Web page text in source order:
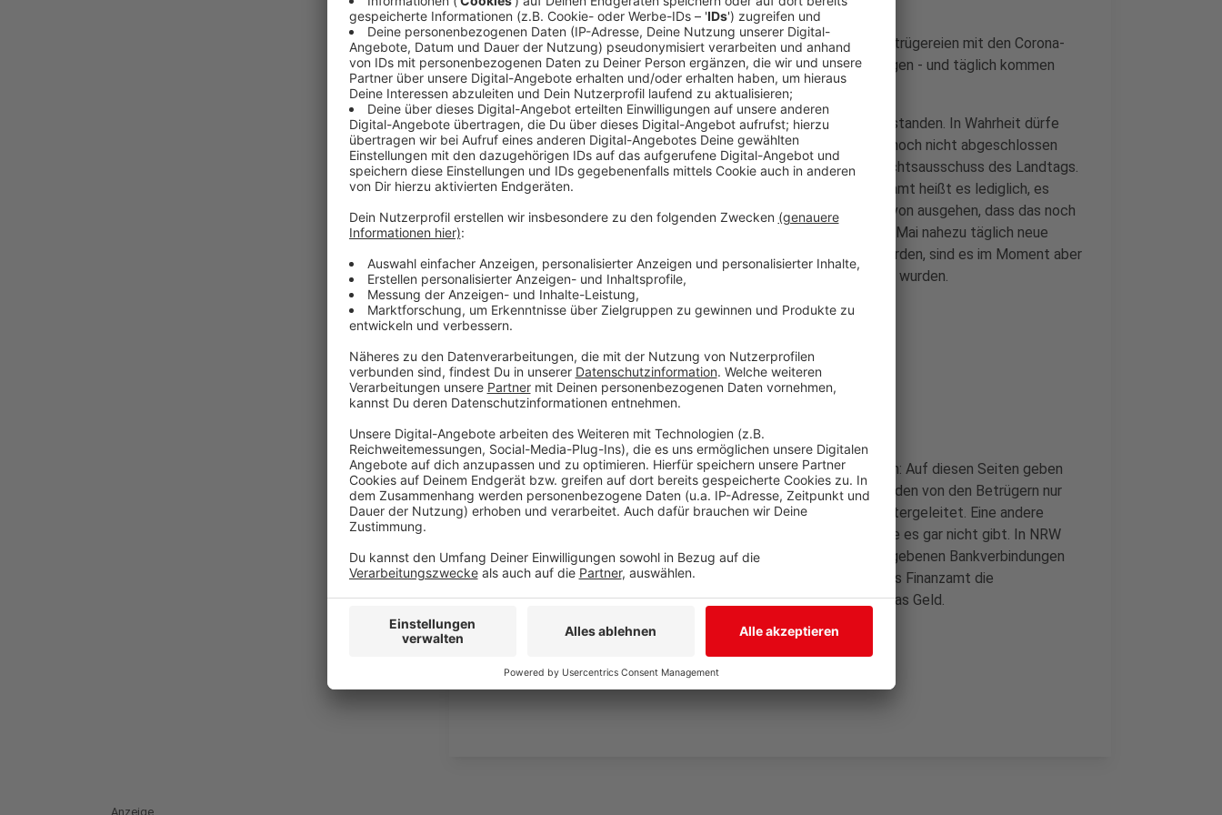
In allen Bundesländern geht die Polizei vielen Anzeigen wegen Betrügereien mit den Corona-
Soforthilfen nach. Aktuell sind des bundesweit etwa 2.200 Anzeigen - und täglich kommen
Anzeigen dazu.
Bei uns in NRW ist ein Schaden von mindestens 270.000 Euro entstanden. In Wahrheit dürfe
der Schaden deutlich höher liegen: Erstens sind die Ermittlungen noch nicht abgeschlossen
und zweitens ist die Zahl von vor etwa zwei Wochen aus dem Rechtsausschuss des Landtags.
Neuere Zahlen gibt es im Moment nicht. Aus dem Landeskriminalamt heißt es lediglich, es
handle sich um eine hohe sechsstellige Summe. Man darf also davon ausgehen, dass das noch
nicht das Ende ist: Bei den Staatsanwaltschaften gingen noch im Mai nahezu täglich neue
Anzeigen ein. Bei insgesamt 4,4 Milliarden Euro, die ausgezahlt wurden, sind es im Moment aber
noch relativ niedrige Summen, die durch Betrügereien abgegriffen wurden.
Anzeige
Verschiedene Betrugsmaschen
Anzeige
Die größte und erfolgreichste Masche ist die mit den Fake-Seiten: Auf diesen Seiten geben
nichts Böses ahnende Antragsteller ihre Daten ein. Die Daten werden von den Betrügern nur
um die Bankverbindung geändert und dann an das Ministerium weitergeleitet. Eine andere
Masche ist: Es werden Hilfsgelder für Unternehmen beantragt, die es gar nicht gibt. In NRW
werden seit Auffliegen der Betrügereien rund um Ostern die angegebenen Bankverbindungen
überprüft, ob sie dem Finanzamt bekannt sind. Erst, wenn auch das Finanzamt die
Bankverbindung dem angegebenen Namen zuordnen kann, fließt das Geld.
Autor: José Narciandi
Anzeige
Anzeige